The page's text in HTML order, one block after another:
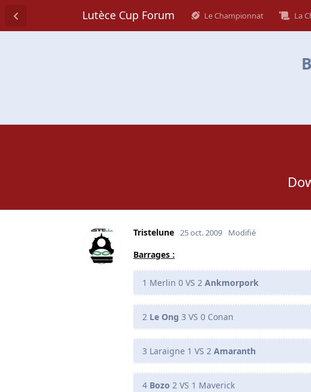
Lutèce Cup Forum Le Championnat La
Tristelune 25 oct. 2009 Modifié
Barrages :
1 Merlin 0 VS 2 Ankmorpork
2 Le Ong 3 VS 0 Conan
3 Laraigne 1 VS 2 Amaranth
4 Bozo 2 VS 1 Maverick